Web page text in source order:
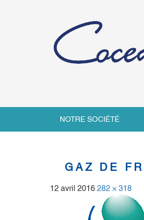
NOTRE SOCIÉTÉ
GAZ DE
12 avril 2016 282 × 318